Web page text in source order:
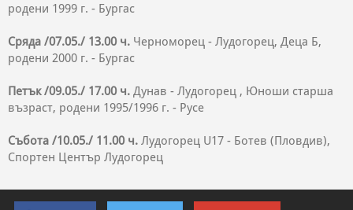
родени 1999 г. - Бургас
Сряда /07.05./ 13.00 ч. Черноморец - Лудогорец, Деца Б,
родени 2000 г. - Бургас
Петък /09.05./ 17.00 ч. Дунав - Лудогорец , Юноши старша
възраст, родени 1995/1996 г. - Русе
Събота /10.05./ 11.00 ч. Лудогорец U17 - Ботев (Пловдив),
Спортен Център Лудогорец